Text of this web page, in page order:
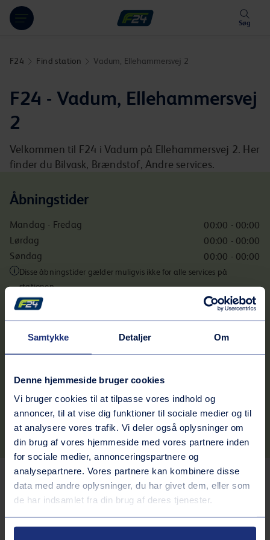
Samtykke Detaljer Om
Denne hjemmeside bruger cookies
Vi bruger cookies til at tilpasse vores indhold og
annoncer, til at vise dig funktioner til sociale medier og til
at analysere vores trafik. Vi deler også oplysninger om
din brug af vores hjemmeside med vores partnere inden
for sociale medier, annonceringspartnere og
analysepartnere. Vores partnere kan kombinere disse
data med andre oplysninger, du har givet dem, eller som
de har indsamlet fra din brug af deres tjenester.
Hoppa över länk
Søg
F24 Find station Vadum, Ellehammersvej 2
F24 - Vadum, Ellehammersvej
2
Velkommen til F24 i Vadum på Ellehammersvej 2. Her
finder du Bilvask, Brændstof, Andre services.
Åbningstider
Mandag - Fredag
00:00 - 00:00
Lørdag
00:00 - 00:00
Søndag
00:00 - 00:00
Disse åbningstider gælder muligvis ikke for alle services på
stationen.
Kontaktinformation
Adresse
Ellehammersvej 2
Rutebeskrivelse
Telefonnummer
70242424
Tjenester på stationen
Bilvask